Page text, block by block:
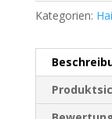
Kategorien: